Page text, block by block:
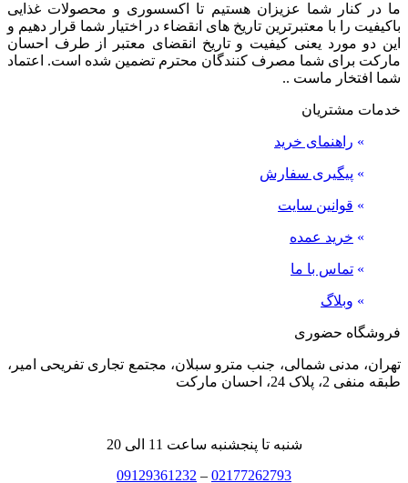
ما در کنار شما عزیزان هستیم تا اکسسوری و محصولات غذایی
باکیفیت را با معتبرترین تاریخ های انقضاء در اختیار شما قرار دهیم و
این دو مورد یعنی کیفیت و تاریخ انقضای معتبر از طرف احسان
مارکت برای شما مصرف کنندگان محترم تضمین شده است. اعتماد
شما افتخار ماست ..
خدمات مشتریان
» راهنمای خرید
» پیگیری سفارش
» قوانین سایت
» خرید عمده
» تماس با ما
» وبلاگ
فروشگاه حضوری
تهران، مدنی شمالی، جنب مترو سبلان، مجتمع تجاری تفریحی امیر،
طبقه منفی 2، پلاک 24، احسان مارکت
شنبه تا پنجشنبه ساعت 11 الی 20
02177262793
–
09129361232